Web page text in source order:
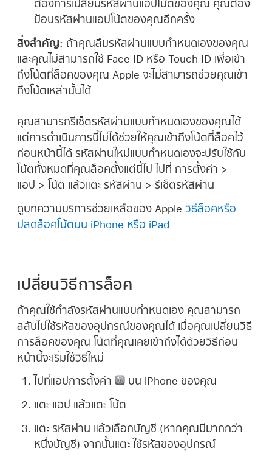
ต้องการเปลี่ยนรหัสผ่านแอปโน้ตของคุณ คุณต้อง
ป้อนรหัสผ่านแอปโน้ตของคุณอีกครั้ง
สิ่งสำคัญ: ถ้าคุณลืมรหัสผ่านแบบกำหนดเองของคุณ
และคุณไม่สามารถใช้ Face ID หรือ Touch ID เพื่อเข้า
ถึงโน้ตที่ล็อคของคุณ Apple จะไม่สามารถช่วยคุณเข้า
ถึงโน้ตเหล่านั้นได้
คุณสามารถรีเซ็ตรหัสผ่านแบบกำหนดเองของคุณได้
แต่การดำเนินการนี้ไม่ได้ช่วยให้คุณเข้าถึงโน้ตที่ล็อคไว้
ก่อนหน้านี้ได้ รหัสผ่านใหม่แบบกำหนดเองจะปรับใช้กับ
โน้ตทั้งหมดที่คุณล็อคตั้งแต่นี้ไป ไปที่ การตั้งค่า >
แอป > โน้ต แล้วแตะ รหัสผ่าน > รีเซ็ตรหัสผ่าน
ดูบทความบริการช่วยเหลือของ Apple วิธีล็อคหรือ
ปลดล็อคโน้ตบน iPhone หรือ iPad
เปลี่ยนวิธีการล็อค
ถ้าคุณใช้กำลังรหัสผ่านแบบกำหนดเอง คุณสามารถ
สลับไปใช้รหัสของอุปกรณ์ของคุณได้ เมื่อคุณเปลี่ยนวิธี
การล็อคของคุณ โน้ตที่คุณเคยเข้าถึงได้ด้วยวิธีก่อน
หน้านี้จะเริ่มใช้วิธีใหม่
ไปที่แอปการตั้งค่า บน iPhone ของคุณ
แตะ แอป แล้วแตะ โน้ต
แตะ รหัสผ่าน แล้วเลือกบัญชี (หากคุณมีมากกว่า
หนึ่งบัญชี) จากนั้นแตะ ใช้รหัสของอุปกรณ์